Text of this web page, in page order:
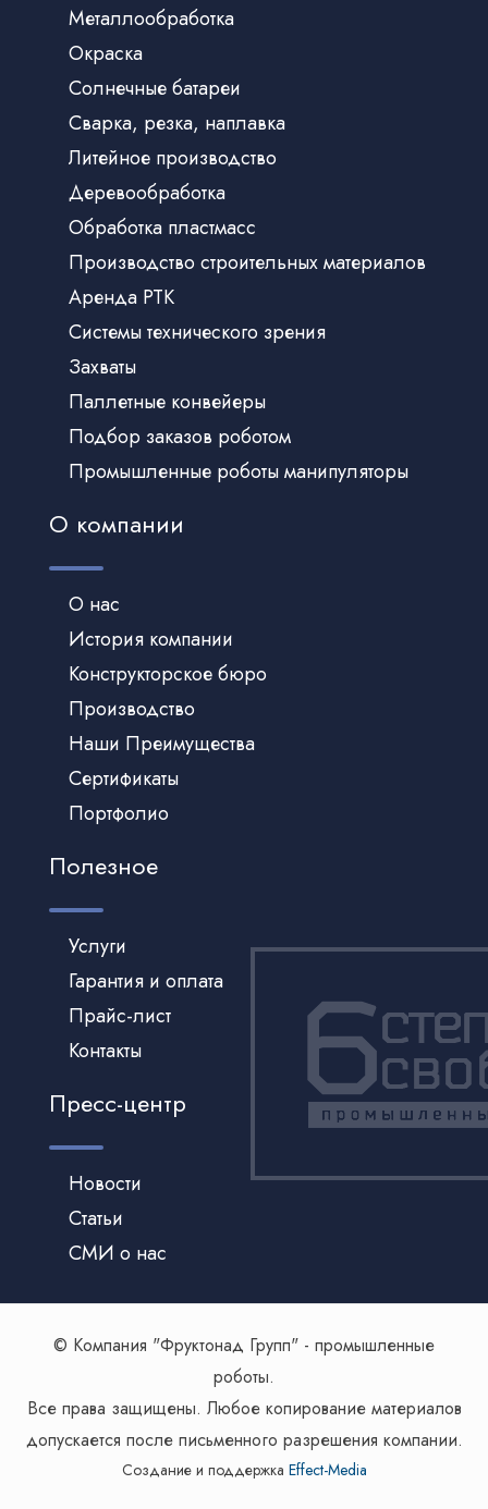
Металлообработка
Окраска
Солнечные батареи
Сварка, резка, наплавка
Литейное производство
Деревообработка
Обработка пластмасс
Производство строительных материалов
Аренда РТК
Системы технического зрения
Захваты
Паллетные конвейеры
Подбор заказов роботом
Промышленные роботы манипуляторы
О компании
О нас
История компании
Конструкторское бюро
Производство
Наши Преимущества
Сертификаты
Портфолио
Полезное
Услуги
Гарантия и оплата
Прайс-лист
Контакты
Пресс-центр
Новости
Статьи
СМИ о нас
© Компания "Фруктонад Групп" - промышленные
роботы.
Все права защищены. Любое копирование материалов
допускается после письменного разрешения компании.
Создание и поддержка Effect-Media